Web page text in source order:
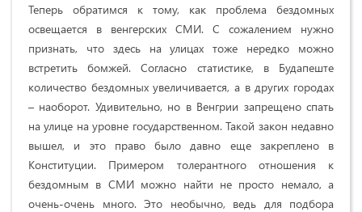
Теперь обратимся к тому, как проблема бездомных
освещается в венгерских СМИ. С сожалением нужно
признать, что здесь на улицах тоже нередко можно
встретить бомжей. Согласно статистике, в Будапеште
количество бездомных увеличивается, а в других городах
– наоборот. Удивительно, но в Венгрии запрещено спать
на улице на уровне государственном. Такой закон недавно
вышел, и это право было давно еще закреплено в
Конституции. Примером толерантного отношения к
бездомным в СМИ можно найти не просто немало, а
очень-очень много. Это необычно, ведь для подбора